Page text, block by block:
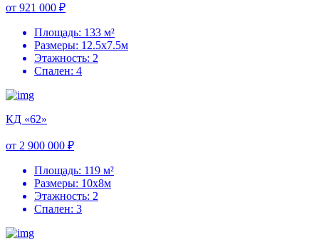
от 921 000 ₽
Площадь: 133 м²
Размеры: 12.5х7.5м
Этажность: 2
Спален: 4
КД «62»
от 2 900 000 ₽
Площадь: 119 м²
Размеры: 10х8м
Этажность: 2
Спален: 3